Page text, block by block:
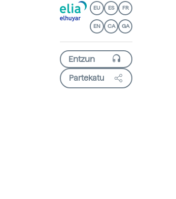
EU ES FR
EN CA GA
Partekatu